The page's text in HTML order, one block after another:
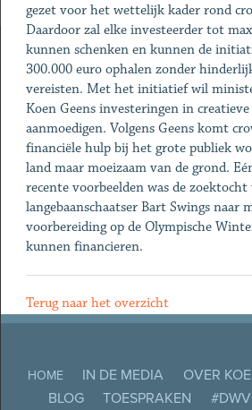
gezet voor het wettelijk kader rond
Daardoor zal elke investeerder tot
kunnen schenken en kunnen de
300.000 euro ophalen zonder
vereisten. Met het initiatief wil
Koen Geens investeringen in
aanmoedigen. Volgens Geens komt
financiële hulp bij het grote publiek
land maar moeizaam van de grond.
recente voorbeelden was de zoektocht
langebaanschaatser Bart Swings naar
voorbereiding op de Olympische
kunnen financieren.
Terug naar het overzicht
HOME IN DE MEDIA OVER
BLOG
TOESPRAKEN